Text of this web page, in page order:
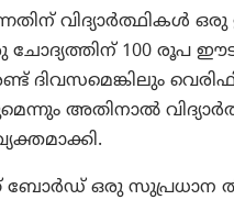
വിദ്യാർത്ഥികൾ ഒരു
100 രൂപ
അതിനാൽ
ബോർഡ് ഒരു സുപ്രധാന